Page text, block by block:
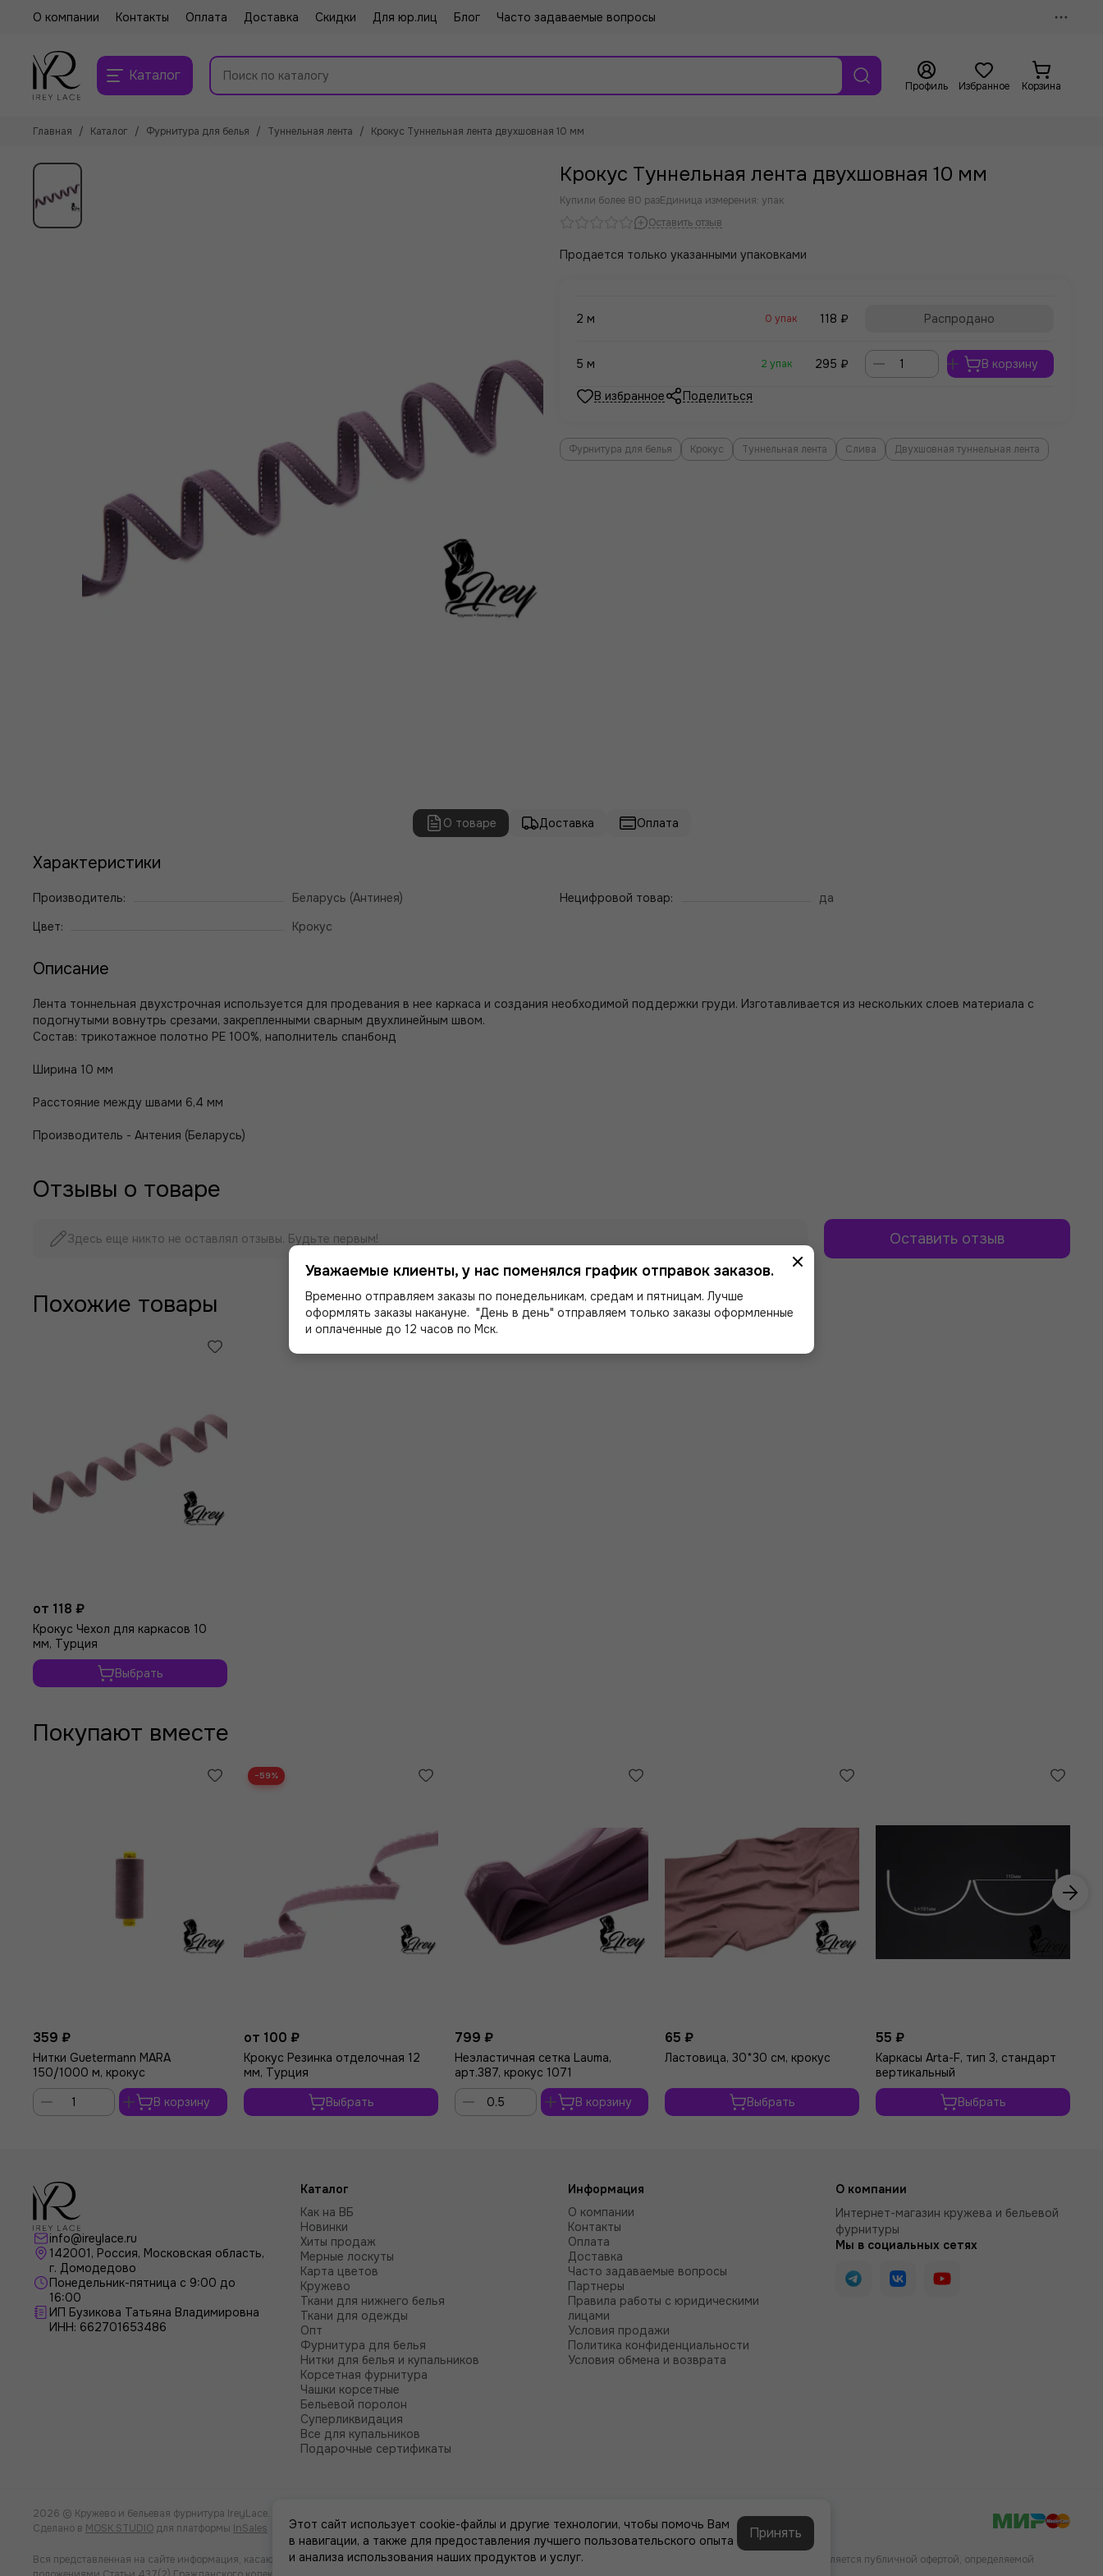
О компании Контакты Оплата Доставка Скидки Для юр.лиц Блог Часто задаваемые вопросы
Каталог
Профиль Избранное Корзина
Главная Каталог Фурнитура для белья Туннельная лента Крокус Туннельная лента двухшовная 10 мм
Крокус Туннельная лента двухшовная 10 мм
Купили более 80 разЕдиница измерения: упак
Оставить отзыв
Продается только указанными упаковками
2 м 0 упак 118 ₽ Распродано
5 м 2 упак 295 ₽ В корзину
Поделиться
Фурнитура для белья Крокус Туннельная лента Слива Двухшовная туннельная лента
О товаре Доставка Оплата
Характеристики
Производитель:
Беларусь (Антинея)
Цвет:
Крокус
Нецифровой товар: да
Описание
Лента тоннельная двухстрочная используется для продевания в нее каркаса и создания необходимой поддержки груди. Изготавливается из нескольких слоев материала с
подогнутыми вовнутрь срезами, закрепленными сварным двухлинейным швом.
Состав: трикотажное полотно PE 100%, наполнитель спанбонд
Ширина 10 мм
Расстояние между швами 6,4 мм
Производитель - Антения (Беларусь)
Отзывы о товаре
Здесь еще никто не оставлял отзывы. Будьте первым! Оставить отзыв
Похожие товары
от 118 ₽
Крокус Чехол для каркасов 10
мм, Турция
Выбрать
Покупают вместе
359 ₽
Нитки Guetermann MARA
150/1000 м, крокус
В корзину
−59%
от 100 ₽
Крокус Резинка отделочная 12
мм, Турция
Выбрать
799 ₽
Неэластичная сетка Lauma,
арт.387, крокус 1071
В корзину
65 ₽
Ластовица, 30*30 см, крокус
Выбрать
55 ₽
Каркасы Arta-F, тип 3, стандарт
вертикальный
Выбрать
info@ireylace.ru
142001 , Россия, Московская область,
г. Домодедово
Понедельник-пятница с 9:00 до
16:00
ИП Бузикова Татьяна Владимировна
ИНН: 662701653486
Каталог
Как на ВБ
Новинки
Хиты продаж
Мерные лоскуты
Карта цветов
Кружево
Ткани для нижнего белья
Ткани для одежды
Опт
Фурнитура для белья
Нитки для белья и купальников
Корсетная фурнитура
Чашки корсетные
Бельевой поролон
Суперликвидация
Все для купальников
Подарочные сертификаты
Информация
О компании
Контакты
Оплата
Доставка
Часто задаваемые вопросы
Партнеры
Правила работы с юридическими
лицами
Условия продажи
Политика конфиденциальности
Условия обмена и возврата
О компании
Интернет-магазин кружева и бельевой
фурнитуры
Мы в социальных сетях
2026 © Кружево и бельевая фурнитура IreyLace.
Сделано в MOSK.STUDIO для платформы InSales
Вся представленная на сайте информация, касающаяся характеристик, стоимости товаров и услуг, носит информационный характер и ни при каких условиях не является публичной офертой, определяемой
Этот сайт использует cookie-файлы и другие технологии, чтобы помочь Вам
в навигации, а также для предоставления лучшего пользовательского опыта
и анализа использования наших продуктов и услуг.
Принять
Уважаемые клиенты, у нас поменялся график отправок заказов.
Временно отправляем заказы по понедельникам, средам и пятницам. Лучше
оформлять заказы накануне. "День в день" отправляем только заказы оформленные
и оплаченные до 12 часов по Мск.